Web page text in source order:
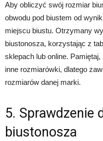
Aby obliczyć swój rozmiar
obwodu pod biustem od
miejscu biustu. Otrzymany
biustonosza, korzystając z
sklepach lub online.
inne rozmiarówki, dlatego
rozmiarów danej marki.
5. Sprawdzenie
biustonosza